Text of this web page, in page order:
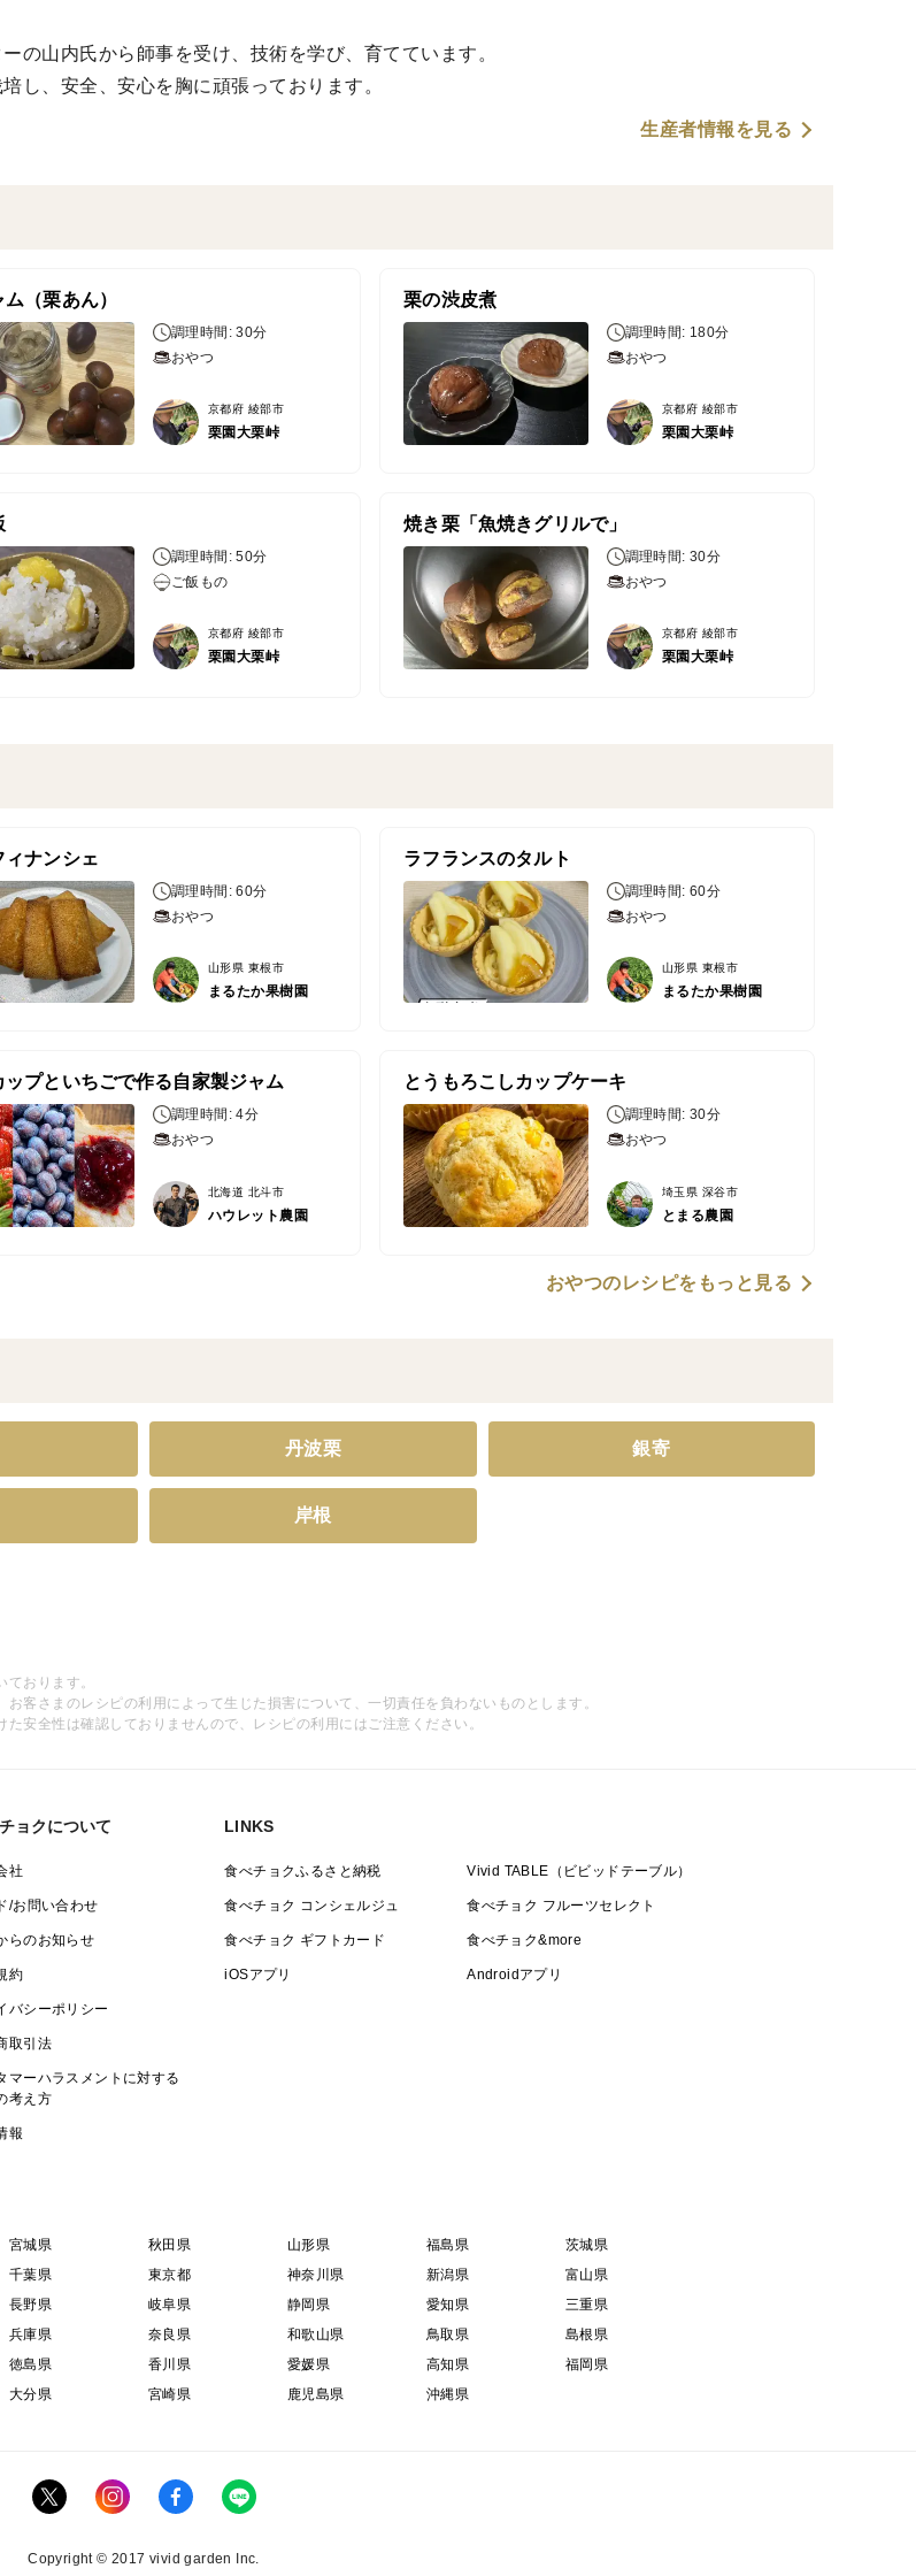
の山内氏から師事を受け、技術を学び、育てています。
し、安全、安心を胸に頑張っております。
生産者情報を見る
（栗あん）
調理時間: 30分
おやつ
京都府 綾部市
栗園大栗峠
栗の渋皮煮
調理時間: 180分
おやつ
京都府 綾部市
栗園大栗峠
調理時間: 50分
ご飯もの
京都府 綾部市
栗園大栗峠
焼き栗「魚焼きグリルで」
調理時間: 30分
おやつ
京都府 綾部市
栗園大栗峠
ィナンシェ
調理時間: 60分
おやつ
山形県 東根市
まるたか果樹園
ラフランスのタルト
調理時間: 60分
おやつ
山形県 東根市
まるたか果樹園
ップといちごで作る自家製ジャム
調理時間: 4分
おやつ
北海道 北斗市
ハウレット農園
とうもろこしカップケーキ
調理時間: 30分
おやつ
埼玉県 深谷市
とまる農園
おやつのレシピをもっと見る
丹波栗 銀寄
岸根
おります。
客さまのレシピの利用によって生じた損害について、一切責任を負わないものとします。
安全性は確認しておりませんので、レシピの利用にはご注意ください。
ョクについて
社
/お問い合わせ
らのお知らせ
約
バシーポリシー
取引法
マーハラスメントに対する
考え方
報
LINKS
食べチョクふるさと納税 Vivid TABLE（ビビッドテーブル）
食べチョク コンシェルジュ 食べチョク フルーツセレクト
食べチョク ギフトカード 食べチョク&more
iOSアプリ Androidアプリ
宮城県 秋田県 山形県 福島県
茨城県
千葉県 東京都 神奈川県 新潟県
富山県
長野県 岐阜県 静岡県 愛知県
三重県
兵庫県 奈良県 和歌山県 鳥取県
島根県
徳島県 香川県 愛媛県 高知県
福岡県
大分県 宮崎県 鹿児島県 沖縄県
Copyright © 2017 vivid garden Inc.